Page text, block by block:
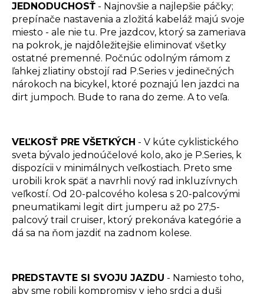
JEDNODUCHOSŤ - Najnovšie a najlepšie páčky;
prepínače nastavenia a zložitá kabeláž majú svoje
miesto - ale nie tu. Pre jazdcov, ktorý sa zameriava
na pokrok, je najdôležitejšie eliminovať všetky
ostatné premenné. Počnúc odolným rámom z
ľahkej zliatiny obstojí rad P.Series v jedinečných
nárokoch na bicykel, ktoré poznajú len jazdci na
dirt jumpoch. Bude to rana do zeme. A to veľa.
VEĽKOSŤ PRE VŠETKÝCH - V kúte cyklistického
sveta bývalo jednoúčelové kolo, ako je P.Series, k
dispozícii v minimálnych veľkostiach. Preto sme
urobili krok späť a navrhli nový rad inkluzívnych
veľkostí. Od 20-palcového kolesa s 20-palcovými
pneumatikami legit dirt jumperu až po 27;5-
palcový trail cruiser, ktorý prekonáva kategórie a
dá sa na ňom jazdiť na zadnom kolese.
PREDSTAVTE SI SVOJU JAZDU - Namiesto toho,
aby sme robili kompromisy v jeho srdci a duši